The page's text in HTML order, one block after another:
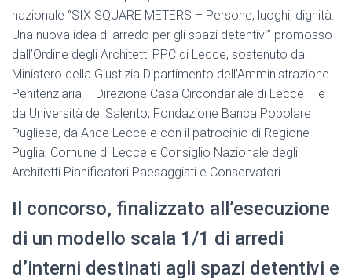
nazionale “SIX SQUARE METERS – Persone, luoghi, dignità.
Una nuova idea di arredo per gli spazi detentivi” promosso
dall’Ordine degli Architetti PPC di Lecce, sostenuto da
Ministero della Giustizia Dipartimento dell’Amministrazione
Penitenziaria – Direzione Casa Circondariale di Lecce – e
da Università del Salento, Fondazione Banca Popolare
Pugliese, da Ance Lecce e con il patrocinio di Regione
Puglia, Comune di Lecce e Consiglio Nazionale degli
Architetti Pianificatori Paesaggisti e Conservatori.
Il concorso, finalizzato all’esecuzione
di un modello scala 1/1 di arredi
d’interni destinati agli spazi detentivi e